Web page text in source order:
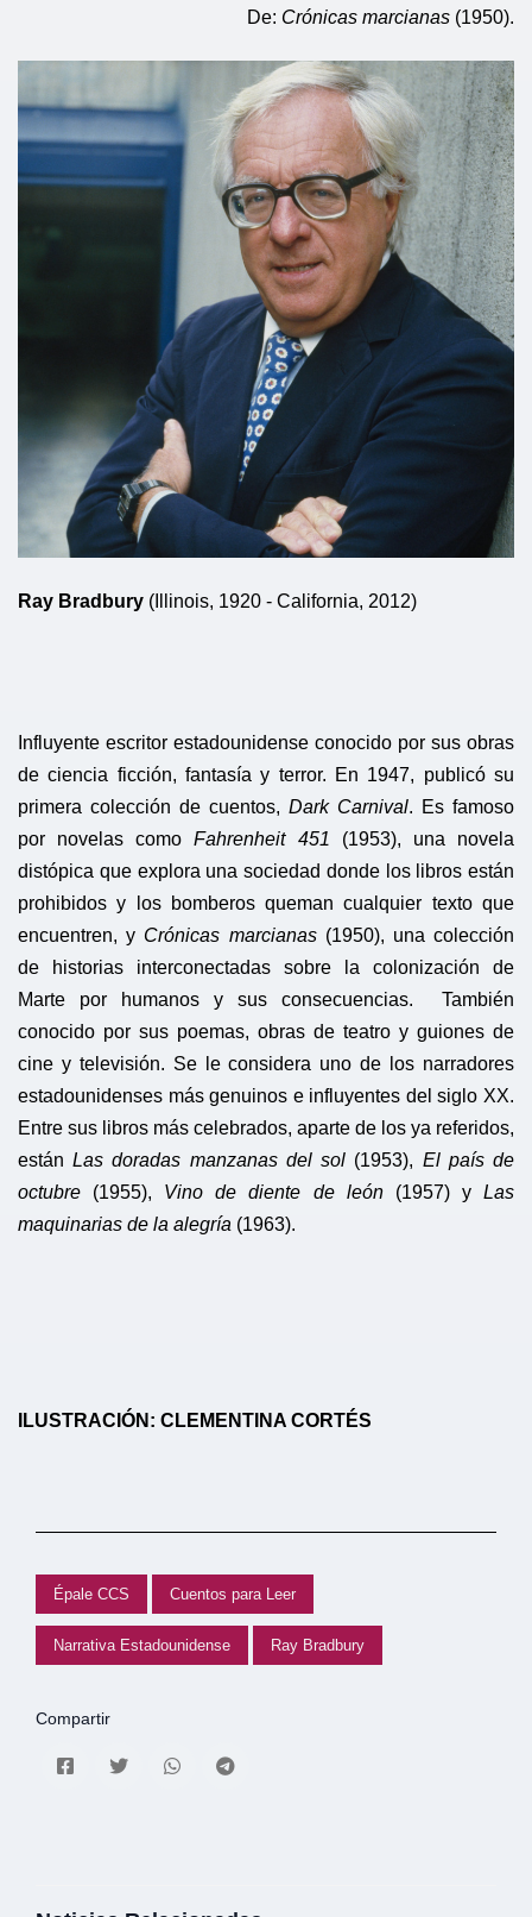
De: Crónicas marcianas (1950).
Ray Bradbury (Illinois, 1920 - California, 2012)
Influyente escritor estadounidense conocido por sus obras
de ciencia ficción, fantasía y terror. En 1947, publicó su
primera colección de cuentos, Dark Carnival. Es famoso
por novelas comoFahrenheit 451 (1953), una novela
distópica que explora una sociedad donde los libros están
prohibidos y los bomberos queman cualquier texto que
encuentren, y Crónicas marcianas(1950), una colección
de historias interconectadas sobre la colonización de
Marte por humanos y sus consecuencias. También
conocido por sus poemas, obras de teatro y guiones de
cine y televisión. Se le considera uno de los narradores
estadounidenses más genuinos e influyentes del siglo XX.
Entre sus libros más celebrados, aparte de los ya referidos,
estánLas doradas manzanas del sol (1953), El país de
octubre (1955), Vino de diente de león(1957) yLas
maquinarias de la alegría (1963).
ILUSTRACIÓN: CLEMENTINA CORTÉS
Épale CCS Cuentos para Leer
Narrativa Estadounidense Ray Bradbury
Compartir